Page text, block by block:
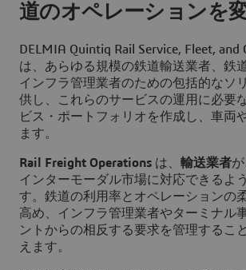
道のオペレーションを
DELMIA Quintiq Rail Service, Fleet, and
は、あらゆる規模の鉄道輸送業者、鉄
インフラ管理業者のための包括的なソ
供し、これらのサービスの運用に必要
ビス・ポートフォリオを作成し、車両
ます。
Rail Freight Operations は、 輸送業者
インターモーダル市場に対応できるよ
す。鉄道の利用率とオペレーションの
高め、インフラ管理業者やターミナル
ントからの相反する要求を管理するこ
えます。